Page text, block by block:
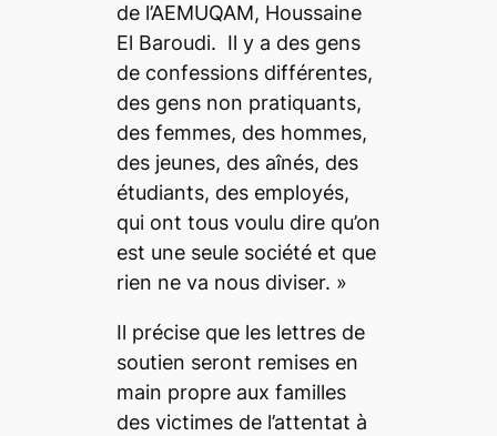
de l’AEMUQAM, Houssaine
El Baroudi. Il y a des gens
de confessions différentes,
des gens non pratiquants,
des femmes, des hommes,
des jeunes, des aînés, des
étudiants, des employés,
qui ont tous voulu dire qu’on
est une seule société et que
rien ne va nous diviser. »
Il précise que les lettres de
soutien seront remises en
main propre aux familles
des victimes de l’attentat à